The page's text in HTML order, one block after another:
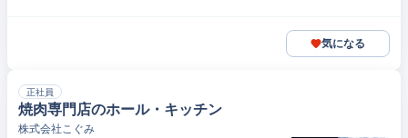
気になる
正社員
焼肉専門店のホール・キッチン
株式会社こぐみ